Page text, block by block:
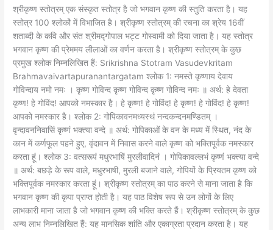
श्रीकृष्ण स्तोत्रम् एक संस्कृत स्तोत्र है जो भगवान कृष्ण की स्तुति करता है। यह
स्तोत्र 100 श्लोकों में विभाजित है। श्रीकृष्ण स्तोत्रम् की रचना का श्रेय 16वीं
शताब्दी के कवि और संत श्रीमद्गोपाल भट्ट गोस्वामी को दिया जाता है। यह स्तोत्र
भगवान कृष्ण की प्रेममय लीलाओं का वर्णन करता है। श्रीकृष्ण स्तोत्रम् के कुछ
प्रमुख श्लोक निम्नलिखित हैं: Srikrishna Stotram Vasudevkritam
Brahmavaivartapuranantargatam श्लोक 1: नमस्ते कृष्णाय देवाय
गोविन्दाय नमो नमः । कृष्ण गोविन्द कृष्ण गोविन्द कृष्ण गोविन्द नमः ॥ अर्थ: हे देवता
कृष्ण! हे गोविंद! आपको नमस्कार है। हे कृष्ण! हे गोविंद! हे कृष्ण! हे गोविंद! हे कृष्ण!
आपको नमस्कार है। श्लोक 2: गोपिकावनमध्यस्थं नन्दकन्दनमण्डितम् ।
वृन्दावननिवासिं कृष्णं भक्त्या वन्दे ॥ अर्थ: गोपिकाओं के वन के मध्य में स्थित, नंद के
कान में कर्णफूल पहने हुए, वृंदावन में निवास करने वाले कृष्ण को भक्तिपूर्वक नमस्कार
करता हूं। श्लोक 3: वत्सरूपं मधुरभाषिं मुरलीवादिनं । गोपिकावल्लभं कृष्णं भक्त्या वन्दे
॥ अर्थ: बछड़े के रूप वाले, मधुरभाषी, मुरली बजाने वाले, गोपियों के प्रियतम कृष्ण को
भक्तिपूर्वक नमस्कार करता हूं। श्रीकृष्ण स्तोत्रम् का पाठ करने से माना जाता है कि
भगवान कृष्ण की कृपा प्राप्त होती है। यह पाठ विशेष रूप से उन लोगों के लिए
लाभकारी माना जाता है जो भगवान कृष्ण की भक्ति करते हैं। श्रीकृष्ण स्तोत्रम् के कुछ
अन्य लाभ निम्नलिखित हैं: यह मानसिक शांति और एकाग्रता प्रदान करता है। यह